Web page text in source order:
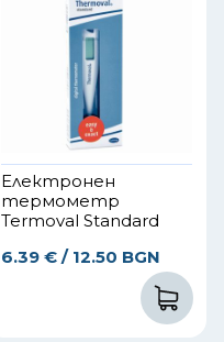
Електронен
термометр
Termoval Standard
6.39 € / 12.50 BGN